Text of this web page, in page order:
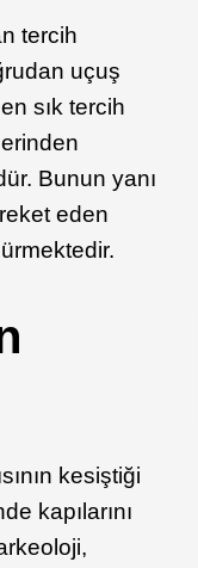
tercih
uçuş
sık tercih
Bunun yanı
eden
kesiştiği
kapılarını